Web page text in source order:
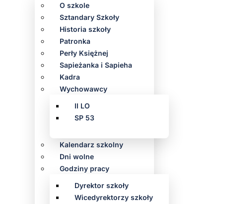
O szkole
Sztandary Szkoły
Historia szkoły
Patronka
Perły Księżnej
Sapieżanka i Sapieha
Kadra
Wychowawcy
II LO
SP 53
Kalendarz szkolny
Dni wolne
Godziny pracy
Dyrektor szkoły
Wicedyrektorzy szkoły